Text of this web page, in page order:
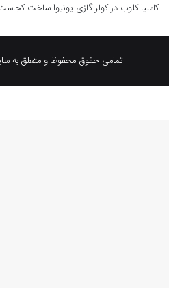
کاملیا کلوب درکولر گازی یونیوا ساخت
تمامی حقوق محفوظ و متعلق به